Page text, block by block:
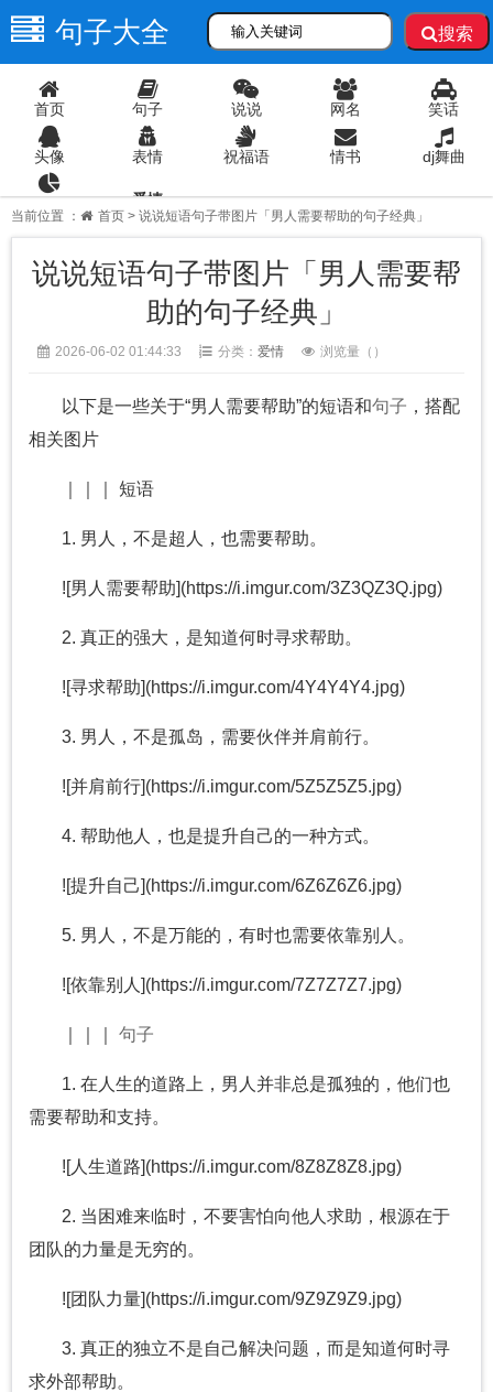
句子大全 搜索
首页 句子 说说 网名 笑话
头像 表情 祝福语 情书 dj舞曲
爱情
当前位置 ： 首页 > 说说短语句子带图片「男人需要帮助的句子经典」
说说短语句子带图片「男人需要帮
助的句子经典」
2026-06-02 01:44:33 分类： 爱情 浏览量（ ）
以下是一些关于“男人需要帮助”的短语和句子 ，搭配
相关图片
｜｜｜ 短语
1. 男人，不是超人，也需要帮助。
![男人需要帮助](https://i.imgur.com/3Z3QZ3Q.jpg)
2. 真正的强大，是知道何时寻求帮助。
![寻求帮助](https://i.imgur.com/4Y4Y4Y4.jpg)
3. 男人，不是孤岛，需要伙伴并肩前行。
![并肩前行](https://i.imgur.com/5Z5Z5Z5.jpg)
4. 帮助他人，也是提升自己的一种方式。
![提升自己](https://i.imgur.com/6Z6Z6Z6.jpg)
5. 男人，不是万能的，有时也需要依靠别人。
![依靠别人](https://i.imgur.com/7Z7Z7Z7.jpg)
句子
1. 在人生的道路上，男人并非总是孤独的，他们也
需要帮助和支持。
![人生道路](https://i.imgur.com/8Z8Z8Z8.jpg)
2. 当困难来临时，不要害怕向他人求助，根源在于
团队的力量是无穷的。
![团队力量](https://i.imgur.com/9Z9Z9Z9.jpg)
3. 真正的独立不是自己解决问题，而是知道何时寻
求外部帮助。